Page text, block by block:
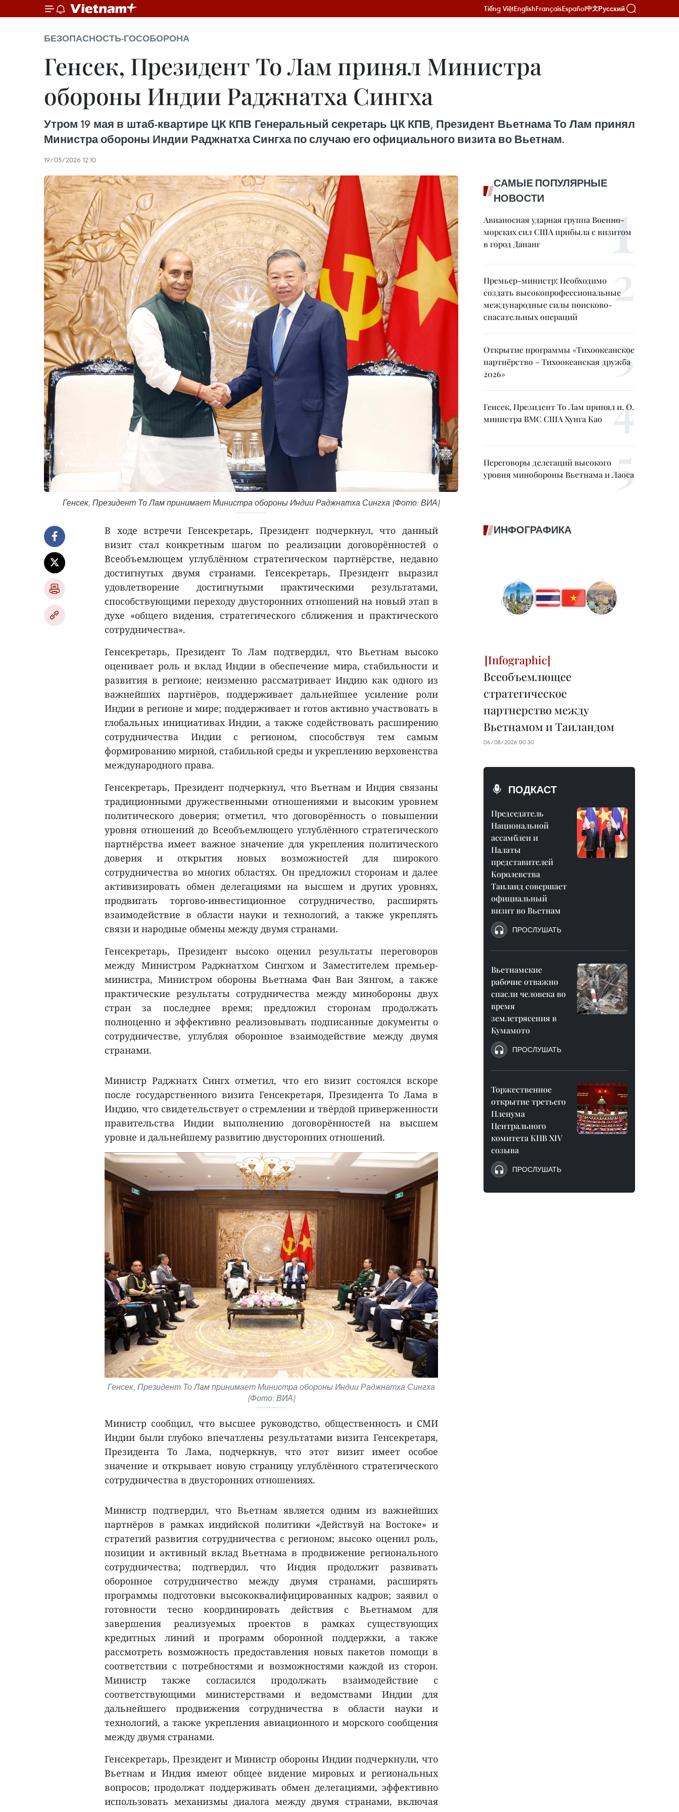
Tiếng ViệtEnglishFrançaisEspañol中文Русский
БЕЗОПАСНОСТЬ-ГОСОБОРОНА
Генсек, Президент То Лам принял Министра
обороны Индии Раджнатха Сингха
Утром 19 мая в штаб-квартире ЦК КПВ Генеральный секретарь ЦК КПВ, Президент Вьетнама То Лам принял
Министра обороны Индии Раджнатха Сингха по случаю его официального визита во Вьетнам.
19/05/2026 12:10
Генсек, Президент То Лам принимает Министра обороны Индии Раджнатха Сингха (Фото: ВИА)
В ходе встречи Генсекретарь, Президент подчеркнул, что данный
визит стал конкретным шагом по реализации договорённостей о
Всеобъемлющем углублённом стратегическом партнёрстве, недавно
достигнутых двумя странами. Генсекретарь, Президент выразил
удовлетворение достигнутыми практическими результатами,
способствующими переходу двусторонних отношений на новый этап в
духе «общего видения, стратегического сближения и практического
сотрудничества».
Генсекретарь, Президент То Лам подтвердил, что Вьетнам высоко
оценивает роль и вклад Индии в обеспечение мира, стабильности и
развития в регионе; неизменно рассматривает Индию как одного из
важнейших партнёров, поддерживает дальнейшее усиление роли
Индии в регионе и мире; поддерживает и готов активно участвовать в
глобальных инициативах Индии, а также содействовать расширению
сотрудничества Индии с регионом, способствуя тем самым
формированию мирной, стабильной среды и укреплению верховенства
международного права.
Генсекретарь, Президент подчеркнул, что Вьетнам и Индия связаны
традиционными дружественными отношениями и высоким уровнем
политического доверия; отметил, что договорённость о повышении
уровня отношений до Всеобъемлющего углублённого стратегического
партнёрства имеет важное значение для укрепления политического
доверия и открытия новых возможностей для широкого
сотрудничества во многих областях. Он предложил сторонам и далее
активизировать обмен делегациями на высшем и других уровнях,
продвигать торгово-инвестиционное сотрудничество, расширять
взаимодействие в области науки и технологий, а также укреплять
связи и народные обмены между двумя странами.
Генсекретарь, Президент высоко оценил результаты переговоров
между Министром Раджнатхом Сингхом и Заместителем премьер-
министра, Министром обороны Вьетнама Фан Ван Зянгом, а также
практические результаты сотрудничества между минобороны двух
стран за последнее время; предложил сторонам продолжать
полноценно и эффективно реализовывать подписанные документы о
сотрудничестве, углубляя оборонное взаимодействие между двумя
странами.
Министр Раджнатх Сингх отметил, что его визит состоялся вскоре
после государственного визита Генсекретаря, Президента То Лама в
Индию, что свидетельствует о стремлении и твёрдой приверженности
правительства Индии выполнению договорённостей на высшем
уровне и дальнейшему развитию двусторонних отношений.
Генсек, Президент То Лам принимает Министра обороны Индии Раджнатха Сингха
(Фото: ВИА)
Министр сообщил, что высшее руководство, общественность и СМИ
Индии были глубоко впечатлены результатами визита Генсекретаря,
Президента То Лама, подчеркнув, что этот визит имеет особое
значение и открывает новую страницу углублённого стратегического
сотрудничества в двусторонних отношениях.
Министр подтвердил, что Вьетнам является одним из важнейших
партнёров в рамках индийской политики «Действуй на Востоке» и
стратегий развития сотрудничества с регионом; высоко оценил роль,
позиции и активный вклад Вьетнама в продвижение регионального
сотрудничества; подтвердил, что Индия продолжит развивать
оборонное сотрудничество между двумя странами, расширять
программы подготовки высококвалифицированных кадров; заявил о
готовности тесно координировать действия с Вьетнамом для
завершения реализуемых проектов в рамках существующих
кредитных линий и программ оборонной поддержки, а также
рассмотреть возможность предоставления новых пакетов помощи в
соответствии с потребностями и возможностями каждой из сторон.
Министр также согласился продолжать взаимодействие с
соответствующими министерствами и ведомствами Индии для
дальнейшего продвижения сотрудничества в области науки и
технологий, а также укрепления авиационного и морского сообщения
между двумя странами.
Генсекретарь, Президент и Министр обороны Индии подчеркнули, что
Вьетнам и Индия имеют общее видение мировых и региональных
вопросов; продолжат поддерживать обмен делегациями, эффективно
использовать механизмы диалога между двумя странами, включая
САМЫЕ ПОПУЛЯРНЫЕ
НОВОСТИ
Авианосная ударная группа Военно-
морских сил США прибыла с визитом
в город Дананг
Премьер-министр: Необходимо
создать высокопрофессиональные
международные силы поисково-
спасательных операций
Открытие программы «Тихоокеанское
партнёрство – Тихоокеанская дружба
2026»
Генсек, Президент То Лам принял и. О.
министра ВМС США Хунга Као
Переговоры делегаций высокого
уровня минобороны Вьетнама и Лаоса
ИНФОГРАФИКА
Всеобъемлющее
стратегическое
партнерство между
Вьетнамом и Таиландом
06/08/2026 00:30
ПОДКАСТ
Председатель
Национальной
ассамблеи и
Палаты
представителей
Королевства
Таиланд совершает
официальный
визит во Вьетнам
ПРОСЛУШАТЬ
Вьетнамские
рабочие отважно
спасли человека во
время
землетрясения в
Кумамото
ПРОСЛУШАТЬ
Торжественное
открытие третьего
Пленума
Центрального
комитета КПВ XIV
созыва
ПРОСЛУШАТЬ